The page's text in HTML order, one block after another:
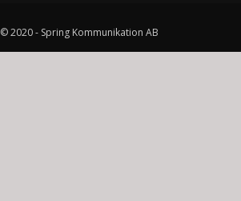
© 2020 - Spring Kommunikation AB